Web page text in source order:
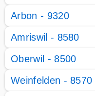
Arbon - 9320
Amriswil - 8580
Oberwil - 8500
Weinfelden - 8570